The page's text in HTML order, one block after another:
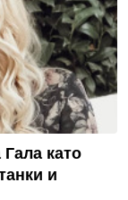
като
и